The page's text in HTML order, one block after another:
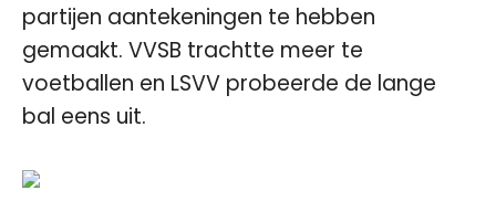
partijen aantekeningen te hebben
gemaakt. VVSB trachtte meer te
voetballen en LSVV probeerde de lange
bal eens uit.